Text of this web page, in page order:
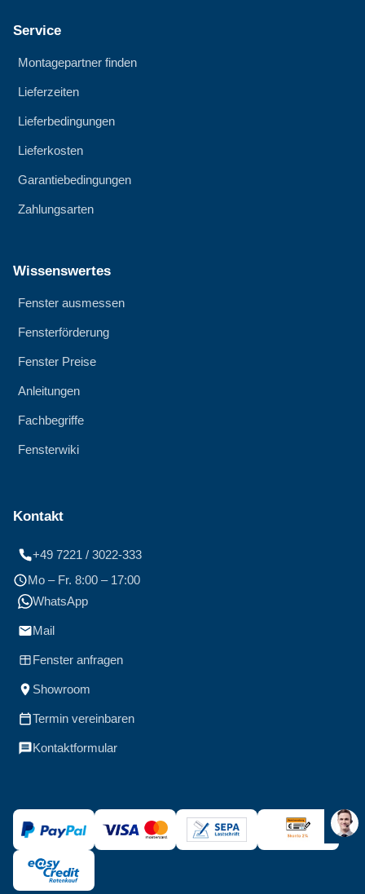
Service
Montagepartner finden
Lieferzeiten
Lieferbedingungen
Lieferkosten
Garantiebedingungen
Zahlungsarten
Wissenswertes
Fenster ausmessen
Fensterförderung
Fenster Preise
Anleitungen
Fachbegriffe
Fensterwiki
Kontakt
+49 7221 / 3022-333
Mo – Fr. 8:00 – 17:00
WhatsApp
Mail
Fenster anfragen
Showroom
Termin vereinbaren
Kontaktformular